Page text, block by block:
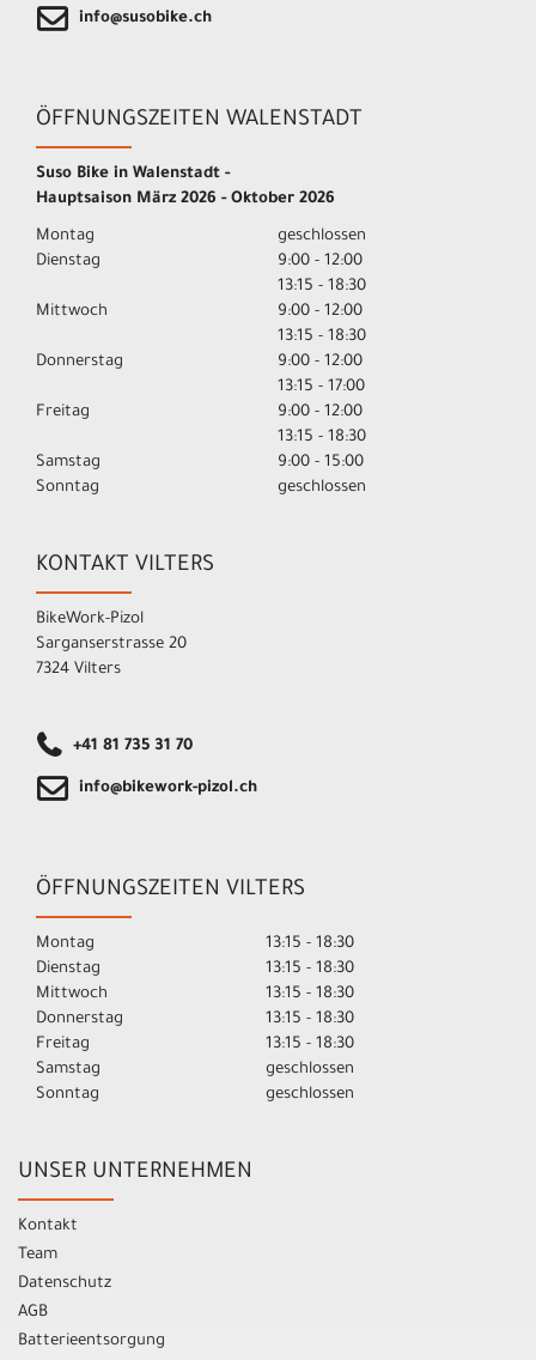
info@susobike.ch
ÖFFNUNGSZEITEN WALENSTADT
Suso Bike in Walenstadt -
Hauptsaison März 2026 - Oktober 2026
Montag
geschlossen
Dienstag
9:00 - 12:00
13:15 - 18:30
Mittwoch
9:00 - 12:00
13:15 - 18:30
Donnerstag
9:00 - 12:00
13:15 - 17:00
Freitag
9:00 - 12:00
13:15 - 18:30
Samstag
9:00 - 15:00
Sonntag
geschlossen
KONTAKT VILTERS
BikeWork-Pizol
Sarganserstrasse 20
7324 Vilters
+41 81 735 31 70
info@bikework-pizol.ch
ÖFFNUNGSZEITEN VILTERS
Montag
13:15 - 18:30
Dienstag
13:15 - 18:30
Mittwoch
13:15 - 18:30
Donnerstag
13:15 - 18:30
Freitag
13:15 - 18:30
Samstag
geschlossen
Sonntag
geschlossen
UNSER UNTERNEHMEN
Kontakt
Team
Datenschutz
AGB
Batterieentsorgung